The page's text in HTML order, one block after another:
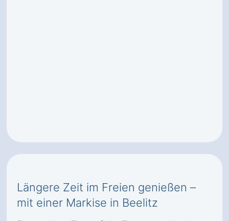
Längere Zeit im Freien genießen –
mit einer Markise in Beelitz